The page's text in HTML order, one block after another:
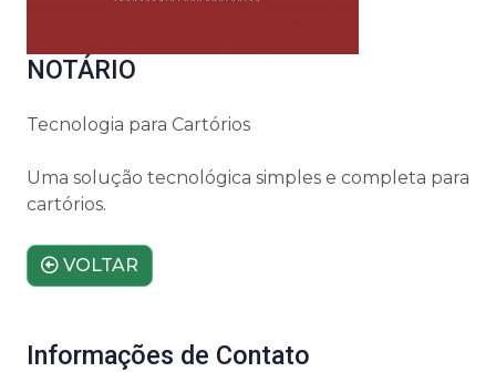
NOTÁRIO
Tecnologia para Cartórios
Uma solução tecnológica simples e completa para
cartórios.
VOLTAR
Informações de Contato